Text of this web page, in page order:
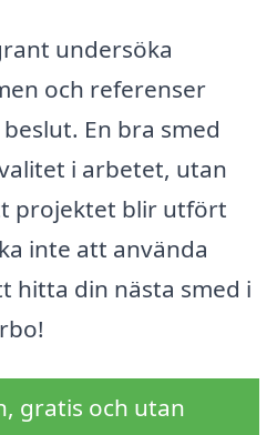
undersöka
och referenser
En bra smed
i arbetet, utan
projektet blir utfört
inte att använda
hitta din nästa smed i
gratis och utan